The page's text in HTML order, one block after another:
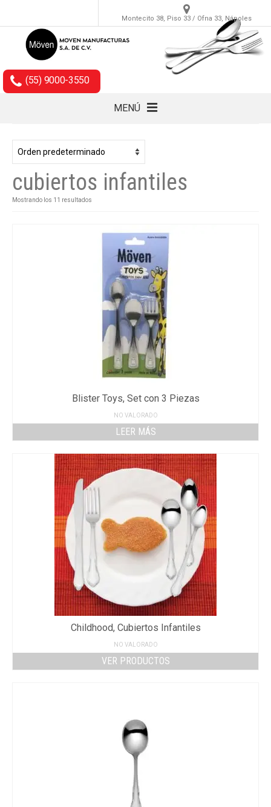
Montecito 38, Piso 33 / Ofna 33, Nápoles
(55) 9000-3550
MENÚ
Cubiertos
Accesorios
Empaques
cubiertos infantiles
Mostrando los 11 resultados
Blister Toys, Set con 3 Piezas
NO VALORADO
LEER MÁS
Childhood, Cubiertos Infantiles
NO VALORADO
VER PRODUCTOS